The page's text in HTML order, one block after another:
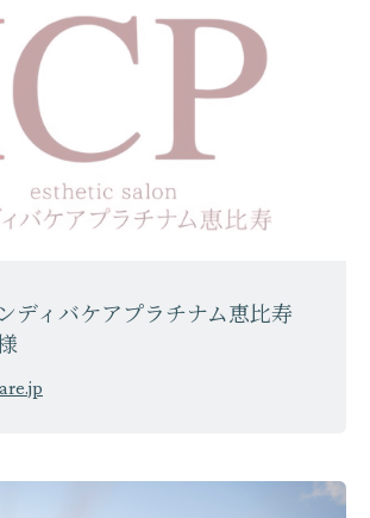
ディバケアプラチナム恵比寿